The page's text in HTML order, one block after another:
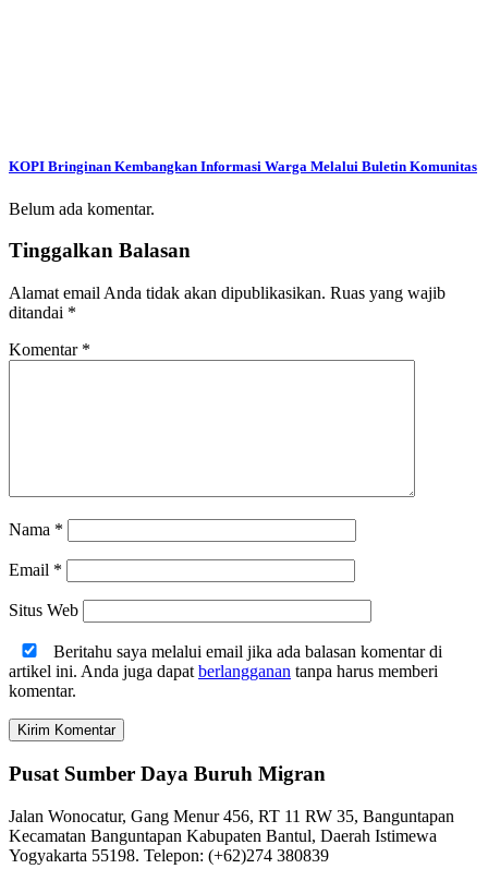
KOPI Bringinan Kembangkan Informasi Warga Melalui Buletin Komunitas
Belum ada komentar.
Tinggalkan Balasan
Alamat email Anda tidak akan dipublikasikan. Ruas yang wajib
ditandai *
Komentar *
Nama *
Email *
Situs Web
Beritahu saya melalui email jika ada balasan komentar di
artikel ini. Anda juga dapat berlangganan tanpa harus memberi
komentar.
Pusat Sumber Daya Buruh Migran
Jalan Wonocatur, Gang Menur 456, RT 11 RW 35, Banguntapan
Kecamatan Banguntapan Kabupaten Bantul, Daerah Istimewa
Yogyakarta 55198. Telepon: (+62)274 380839